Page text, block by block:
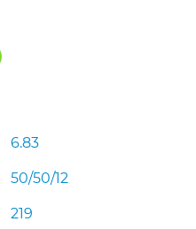
6.83
50/50/12
219